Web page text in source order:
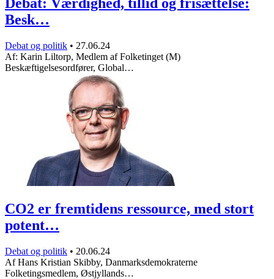
Besk…
Debat og politik • 27.06.24
Af: Karin Liltorp, Medlem af Folketinget (M)
Beskæftigelsesordfører, Global…
CO2 er fremtidens ressource, med stort
potent…
Debat og politik • 20.06.24
Af Hans Kristian Skibby, Danmarksdemokraterne
Folketingsmedlem, Østjyllands…